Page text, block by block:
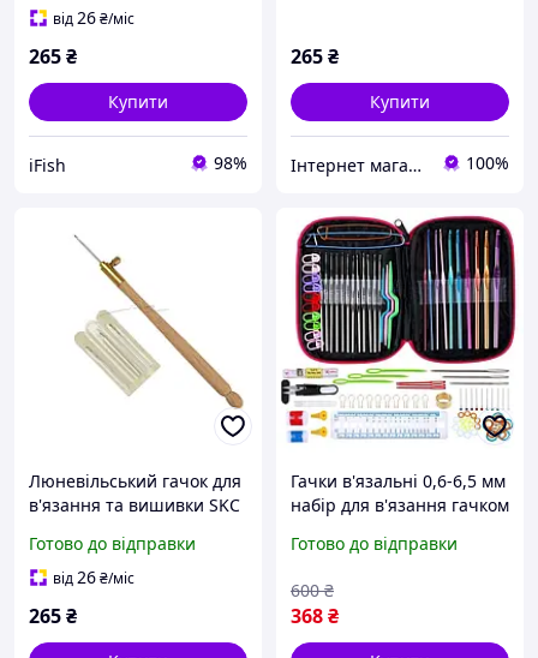
(6792)від26₴/міс
265₴
Купити
iFish 98%
265₴
Купити
Інтернет магазин REVATORG 100%
Люневільський гачок для
в'язання та вишивки SKC
змінними наконечниками
0.7 мм, 1 мм та 1.2 мм
Готово до відправки
від26₴/міс
265₴
Гачки в'язальні 0,6-6,5 мм
набір для в'язання гачком
Готово до відправки
368₴
600 ₴